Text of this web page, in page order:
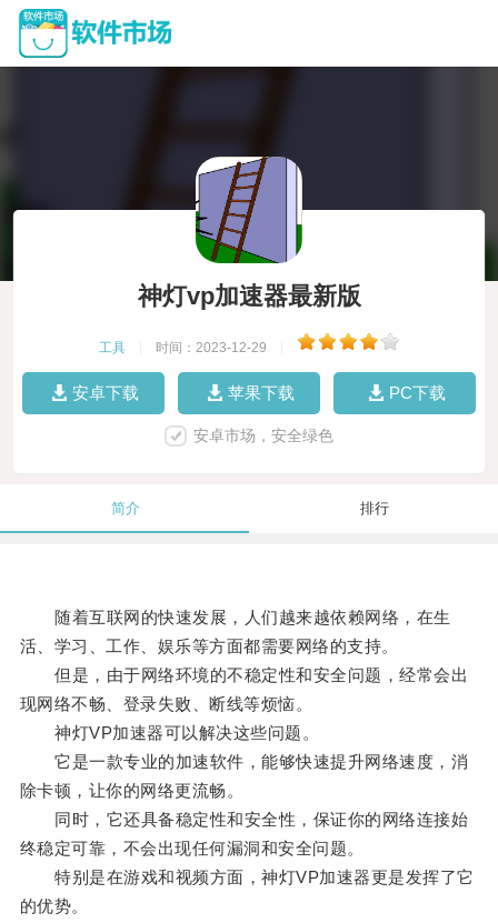
神灯vp加速器最新版
工具 时间：2023-12-29
安卓下载 苹果下载 PC下载
安卓市场，安全绿色
简介 排行
随着互联网的快速发展，人们越来越依赖网络，在生
活、学习、工作、娱乐等方面都需要网络的支持。
但是，由于网络环境的不稳定性和安全问题，经常会出
现网络不畅、登录失败、断线等烦恼。
神灯VP加速器可以解决这些问题。
它是一款专业的加速软件，能够快速提升网络速度，消
除卡顿，让你的网络更流畅。
同时，它还具备稳定性和安全性，保证你的网络连接始
终稳定可靠，不会出现任何漏洞和安全问题。
特别是在游戏和视频方面，神灯VP加速器更是发挥了它
的优势。